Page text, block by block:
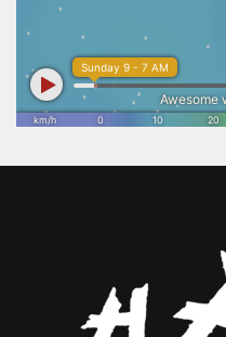
παρέμβαση, αλλά μια εθνική
επιταχύνει τις απαραίτητες
αρχιτεκτονική του Ναού να
περιβάλλον και να αποκτήσει
στον διεθνή πολιτιστικό
να στηρίζει κάθε πρωτοβουλία
βιώσιμη ανάπτυξη, την
κληρονομιάς αποτελεί